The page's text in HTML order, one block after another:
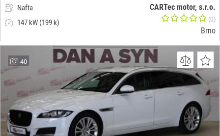
Nafta
147 kW (199 k)
CARTec motor, s.r.o.
(0)
Brno
40